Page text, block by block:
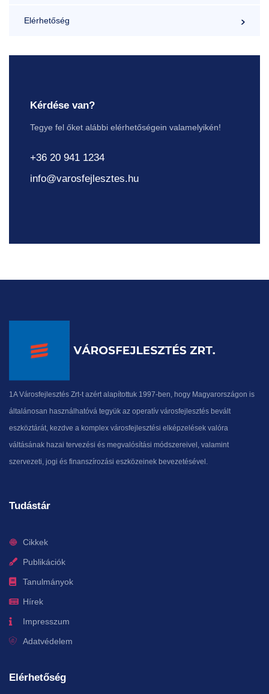
Elérhetőség
Kérdése van?
Tegye fel őket alábbi elérhetőségein valamelyikén!
+36 20 941 1234
info@varosfejlesztes.hu
1A Városfejlesztés Zrt-t azért alapítottuk 1997-ben, hogy Magyarországon is
általánosan használhatóvá tegyük az operatív városfejlesztés bevált
eszköztárát, kezdve a komplex városfejlesztési elképzelések valóra
váltásának hazai tervezési és megvalósítási módszereivel, valamint
szervezeti, jogi és finanszírozási eszközeinek bevezetésével.
Tudástár
Cikkek
Publikációk
Tanulmányok
Hírek
Impresszum
Adatvédelem
Elérhetőség